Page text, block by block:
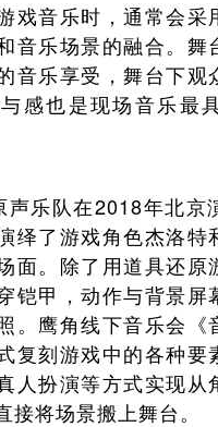
戏音乐时，通常会采
音乐场景的融合。舞
音乐享受，舞台下观
感也是现场音乐最
声乐队在2018年北京
绎了游戏角色杰洛特
面。除了用道具还原
铠甲，动作与背景屏
。鹰角线下音乐会《
复刻游戏中的各种要
人扮演等方式实现从
接将场景搬上舞台。